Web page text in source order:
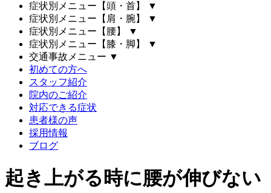
症状別メニュー【頭・首】
▼
症状別メニュー【肩・腕】
▼
症状別メニュー【腰】
▼
症状別メニュー【膝・脚】
▼
交通事故メニュー ▼
初めての方へ
スタッフ紹介
院内のご紹介
対応できる症状
患者様の声
採用情報
ブログ
起き上がる時に腰が伸びない